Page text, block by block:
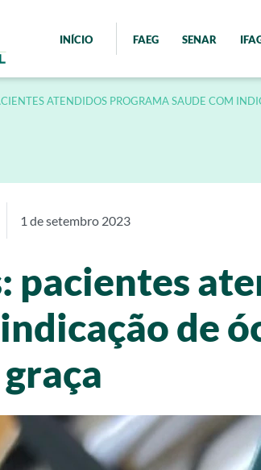
INÍCIO FAEG SENAR
ATENDIDOS PROGRAMA SAUDE COM
1 de setembro 2023
pacientes
de